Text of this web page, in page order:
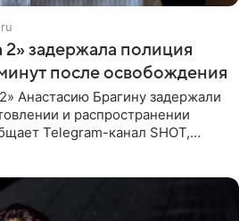
2» задержала полиция
после освобождения
Анастасию Брагину задержали
и распространении
Telegram-канал SHOT,